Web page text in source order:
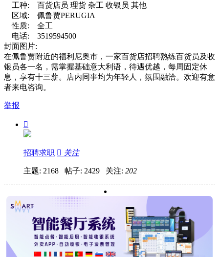
工种:
百货店员 理货 杂工 收银员 其他
区域:
佩鲁贾PERUGIA
性质:
全工
电话:
3519594500
封面图片:
在佩鲁贾附近的福利尼奥市，一家百货店招聘熟练百货员及收
银员各一名，需掌握基础意大利语，待遇优越，每周固定休
息，享有十三薪。店内同事均为年轻人，氛围融洽。欢迎有意
者来电咨询。
举报

招聘求职  关注
主题: 2168 帖子: 2429 关注: 202